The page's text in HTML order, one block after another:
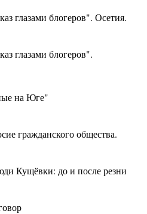
глазами блогеров". Осетия.
глазами блогеров".
на Юге"
гражданского общества.
Кущёвки: до и после резни